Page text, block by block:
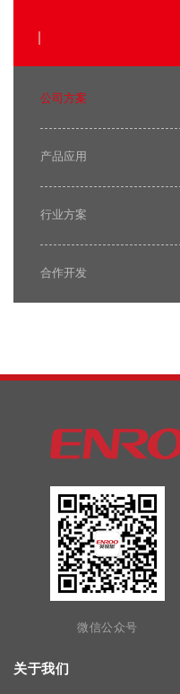
公司方案
产品应用
行业方案
合作开发
微信公众号
关于我们